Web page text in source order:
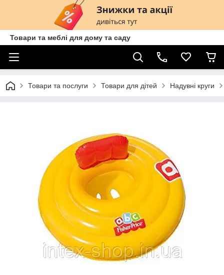
Товари та меблі для дому та саду
Товари та послуги Товари для дітей Надувні круги